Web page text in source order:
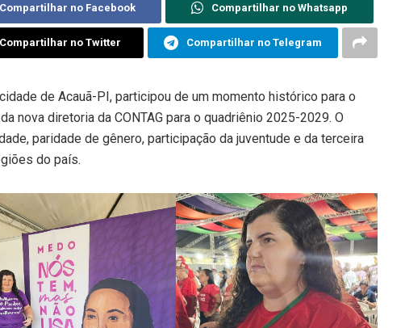
Compartilhar no Facebook Compartilhar no Whatsapp
Compartilhar no Twitter Compartilhar no Telegram
de Acauã-PI, participou de um momento histórico para o
nova diretoria da CONTAG para o quadriênio 2025-2029. O
paridade de gênero, participação da juventude e da terceira
do país.